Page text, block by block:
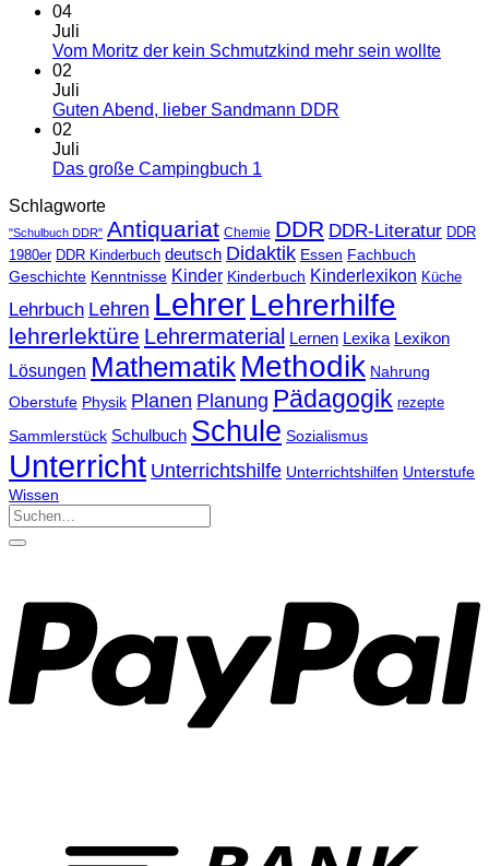
04
Juli
Vom Moritz der kein Schmutzkind mehr sein wollte
02
Juli
Guten Abend, lieber Sandmann DDR
02
Juli
Das große Campingbuch 1
Schlagworte
"Schulbuch DDR" Antiquariat Chemie DDR DDR-Literatur DDR
1980er DDR Kinderbuch deutsch Didaktik Essen Fachbuch
Geschichte Kenntnisse Kinder Kinderbuch Kinderlexikon Küche
Lehrbuch Lehren LehrerLehrerhilfe
lehrerlektüre Lehrermaterial Lernen Lexika Lexikon
Lösungen Mathematik Methodik Nahrung
Oberstufe Physik Planen Planung Pädagogik rezepte
Sammlerstück Schulbuch Schule Sozialismus
Unterricht Unterrichtshilfe Unterrichtshilfen Unterstufe
Wissen
Suchen
nach: